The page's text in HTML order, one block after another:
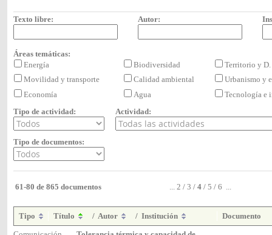
Texto libre: Autor:
Áreas temáticas:
Energía
Biodiversidad
Territorio y
Movilidad y transporte
Calidad ambiental
Urbanismo y
Economía
Agua
Tecnología
Tipo de actividad:
Actividad:
Tipo de documentos:
61-80 de 865 documentos ... 2 / 3 / 4 / 5 / 6 ...
Tipo Título / Autor / Institución
Documento